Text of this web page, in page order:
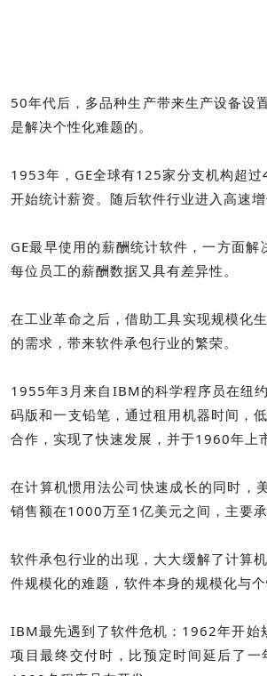
50年代后，多品种生产带来生产设备设
是解决个性化难题的。
1953年，GE全球有125家分支机构超
开始统计薪资。随后软件行业进入高速增
GE最早使用的薪酬统计软件，一方面
每位员工的薪酬数据又具有差异性。
在工业革命之后，借助工具实现规模化
的需求，带来软件承包行业的繁荣。
1955年3月来自IBM的科学程序员在纽
码版和一支铅笔，通过租用机器时间，
合作，实现了快速发展，并于1960年上
在计算机惯用法公司快速成长的同时，
销售额在1000万至1亿美元之间，主要
软件承包行业的出现，大大缓解了计算
件规模化的难题，软件本身的规模化与个
IBM最先遇到了软件危机：1962年开
项目最终交付时，比预定时间延后了